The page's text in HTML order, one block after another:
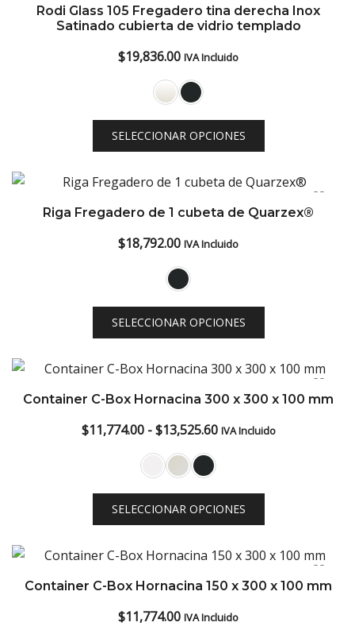
Rodi Glass 105 Fregadero tina derecha Inox
Satinado cubierta de vidrio templado
$19,836.00 IVA Incluido
SELECCIONAR OPCIONES
Riga Fregadero de 1 cubeta de Quarzex®
$18,792.00 IVA Incluido
SELECCIONAR OPCIONES
Container C-Box Hornacina 300 x 300 x 100 mm
$11,774.00 - $13,525.60Rango
desde
$11,774.00
$13,525.60
IVA Incluido
SELECCIONAR OPCIONES
Container C-Box Hornacina 150 x 300 x 100 mm
$11,774.00 IVA Incluido